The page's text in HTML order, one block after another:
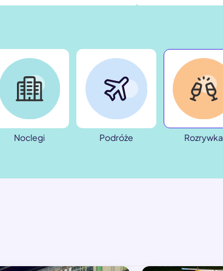
Noclegi Podróże Rozrywka